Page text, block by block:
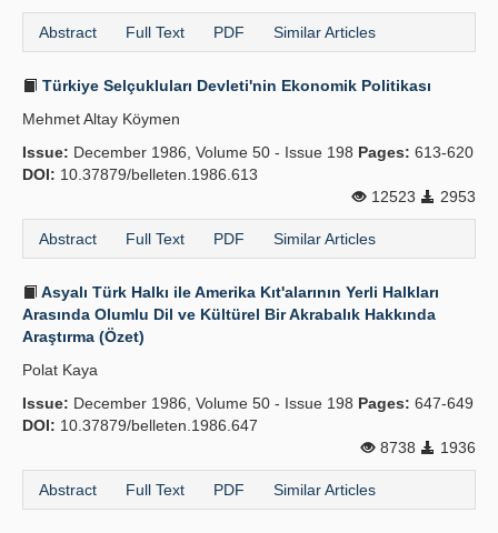
Abstract Full Text PDF Similar Articles
Türkiye Selçukluları Devleti'nin Ekonomik Politikası
Mehmet Altay Köymen
Issue: December 1986, Volume 50 - Issue 198 Pages: 613-620
DOI: 10.37879/belleten.1986.613
12523
2953
Abstract Full Text PDF Similar Articles
Asyalı Türk Halkı ile Amerika Kıt'alarının Yerli Halkları
Arasında Olumlu Dil ve Kültürel Bir Akrabalık Hakkında
Araştırma (Özet)
Polat Kaya
Issue: December 1986, Volume 50 - Issue 198 Pages: 647-649
DOI: 10.37879/belleten.1986.647
8738
1936
Abstract Full Text PDF Similar Articles